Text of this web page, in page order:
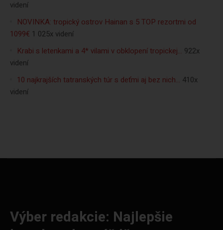
videní
NOVINKA: tropický ostrov Hainan s 5 TOP rezortmi od
1099€ 1 025x videní
Krabi s letenkami a 4* vilami v obklopení tropickej… 922x
videní
10 najkrajších tatranských túr s deťmi aj bez nich… 410x
videní
Výber redakcie: Najlepšie